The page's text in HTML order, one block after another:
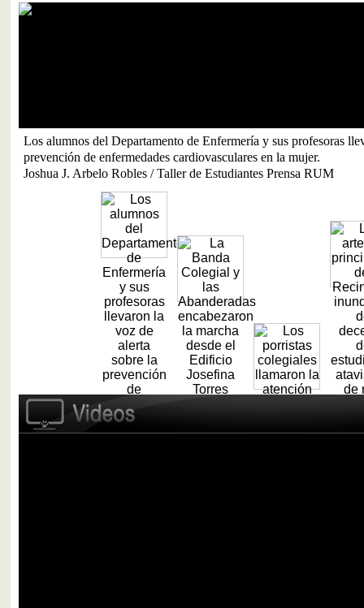
Los alumnos del Departamento de Enfermería y sus profesoras
prevención de enfermedades cardiovasculares en la mujer.
Joshua J. Arbelo Robles / Taller de Estudiantes Prensa RUM